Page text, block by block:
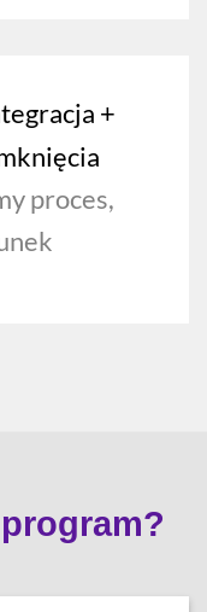
+
proces,